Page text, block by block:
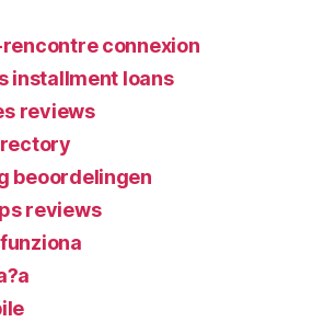
connexion
installment loans
reviews
beoordelingen
reviews